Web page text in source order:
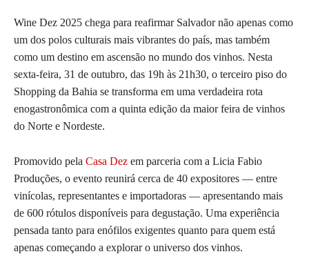
Wine Dez 2025 chega para reafirmar Salvador não apenas como
um dos polos culturais mais vibrantes do país, mas também
como um destino em ascensão no mundo dos vinhos. Nesta
sexta-feira, 31 de outubro, das 19h às 21h30, o terceiro piso do
Shopping da Bahia se transforma em uma verdadeira rota
enogastronômica com a quinta edição da maior feira de vinhos
do Norte e Nordeste.
Promovido pela Casa Dez em parceria com a Licia Fabio
Produções, o evento reunirá cerca de 40 expositores — entre
vinícolas, representantes e importadoras — apresentando mais
de 600 rótulos disponíveis para degustação. Uma experiência
pensada tanto para enófilos exigentes quanto para quem está
apenas começando a explorar o universo dos vinhos.